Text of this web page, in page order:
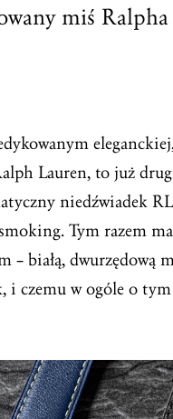
miś
Lauren, to już
niedźwiadek
Tym razem
białą, dwurzędową
i czemu w ogóle o